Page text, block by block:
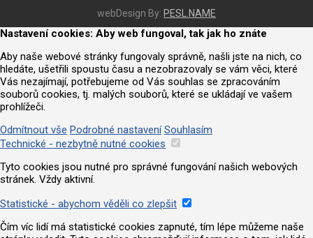
webDesign By: PESL.NAME
Nastavení cookies: Aby web fungoval, tak jak ho znáte
Aby naše webové stránky fungovaly správně, našli jste na nich, co
hledáte, ušetřili spoustu času a nezobrazovaly se vám věci, které
Vás nezajímají, potřebujeme od Vás souhlas se zpracováním
souborů cookies, tj. malých souborů, které se ukládají ve vašem
prohlížeči.
Odmítnout vše Podrobné nastavení Souhlasím
Technické - nezbytně nutné cookies
Tyto cookies jsou nutné pro správné fungování našich webových
stránek. Vždy aktivní.
Statistické - abychom věděli co zlepšit
Čím víc lidí má statistické cookies zapnuté, tím lépe můžeme naše